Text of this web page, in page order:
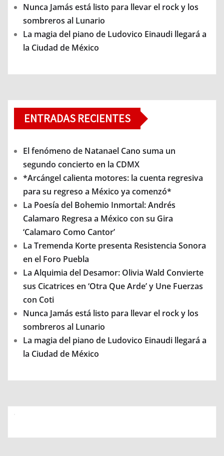
Nunca Jamás está listo para llevar el rock y los
sombreros al Lunario
La magia del piano de Ludovico Einaudi llegará a
la Ciudad de México
ENTRADAS RECIENTES
El fenómeno de Natanael Cano suma un
segundo concierto en la CDMX
*Arcángel calienta motores: la cuenta regresiva
para su regreso a México ya comenzó*
La Poesía del Bohemio Inmortal: Andrés
Calamaro Regresa a México con su Gira
‘Calamaro Como Cantor’
La Tremenda Korte presenta Resistencia Sonora
en el Foro Puebla
La Alquimia del Desamor: Olivia Wald Convierte
sus Cicatrices en ‘Otra Que Arde’ y Une Fuerzas
con Coti
Nunca Jamás está listo para llevar el rock y los
sombreros al Lunario
La magia del piano de Ludovico Einaudi llegará a
la Ciudad de México